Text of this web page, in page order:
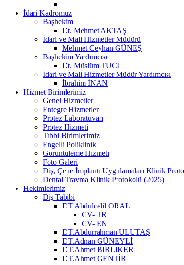
İdari Kadromuz
Başhekim
Dt. Mehmet AKTAŞ
İdari ve Mali Hizmetler Müdürü
Mehmet Ceyhan GÜNEŞ
Başhekim Yardımcısı
Dt. Müslüm TUCİ
İdari ve Mali Hizmetler Müdür Yardımcısı
İbrahim İNAN
Hizmet Birimlerimiz
Genel Hizmetler
Entegre Hizmetler
Protez Laboratuvarı
Protez Hizmeti
Tıbbi Birimlerimiz
Engelli Poliklinik
Görüntüleme Hizmeti
Foto Galeri
Diş, Çene İmplantı Uygulamaları Klinik
Dental Travma Klinik Protokolü (2025)
Hekimlerimiz
Diş Tabibi
DT.Abdulcelil ORAL
CV- TR
CV- EN
DT.Abdurrahman ULUTAŞ
DT.Adnan GÜNEYLİ
DT.Ahmet BİRLİKER
DT.Ahmet GENTİR